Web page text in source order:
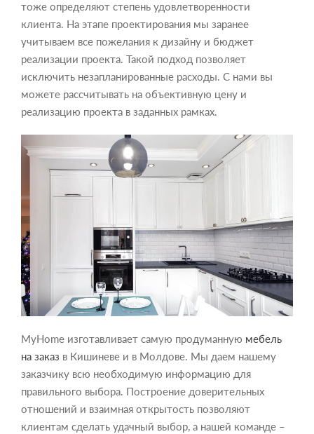
тоже определяют степень удовлетворенности
клиента. На этапе проектирования мы заранее
учитываем все пожелания к дизайну и бюджет
реализации проекта. Такой подход позволяет
исключить незапланированные расходы. С нами вы
можете рассчитывать на объективную цену и
реализацию проекта в заданных рамках.
MyHome изготавливает самую продуманную мебель
на заказ в Кишиневе и в Молдове. Мы даем нашему
заказчику всю необходимую информацию для
правильного выбора. Построение доверительных
отношений и взаимная открытость позволяют
клиентам сделать удачный выбор, а нашей команде –